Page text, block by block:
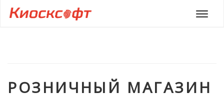
Меню
РОЗНИЧНЫЙ МАГАЗИН